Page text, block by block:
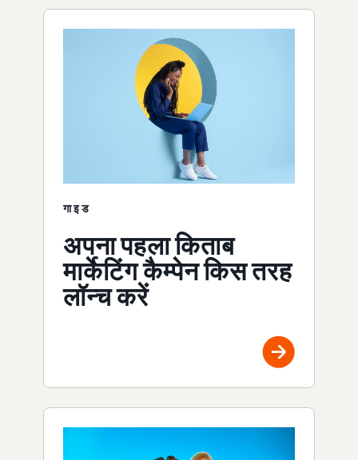
गाइड
अपना पहला किताब
मार्केटिंग कैम्पेन किस तरह
लॉन्च करें